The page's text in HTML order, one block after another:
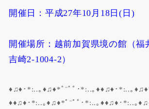
開催日：平成27年10月18日(日)
開催場所：越前加賀県境の館（福
吉崎2-1004-2）
♦♫♦･*:..｡♦♫♦*ﾟ¨ﾟﾟ･*:..｡♦♦♫♦･*:..｡
♦♦♫♦･*:..｡♦♫♦*ﾟ¨ﾟﾟ･*:..｡♦♦♫♦･*:..｡